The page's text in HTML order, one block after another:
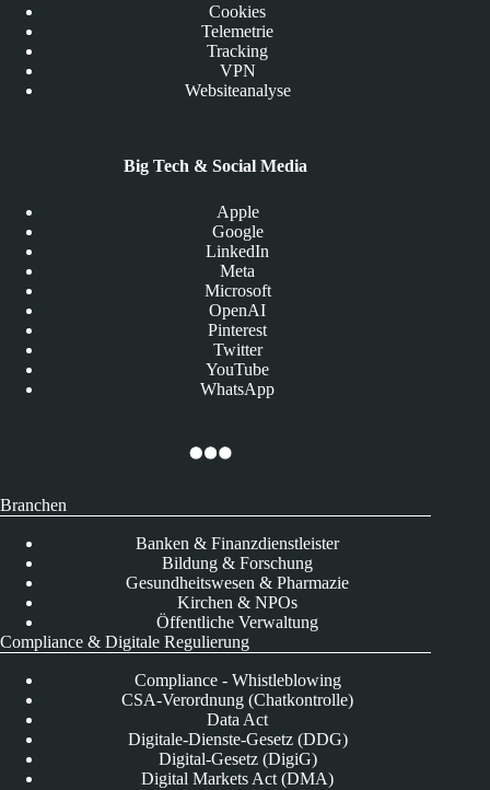
Cookies
Telemetrie
Tracking
VPN
Websiteanalyse
Big Tech & Social Media
Apple
Google
LinkedIn
Meta
Microsoft
OpenAI
Pinterest
Twitter
YouTube
WhatsApp
Branchen
Banken & Finanzdienstleister
Bildung & Forschung
Gesundheitswesen & Pharmazie
Kirchen & NPOs
Öffentliche Verwaltung
Compliance & Digitale Regulierung
Compliance - Whistleblowing
CSA-Verordnung (Chatkontrolle)
Data Act
Digitale-Dienste-Gesetz (DDG)
Digital-Gesetz (DigiG)
Digital Markets Act (DMA)